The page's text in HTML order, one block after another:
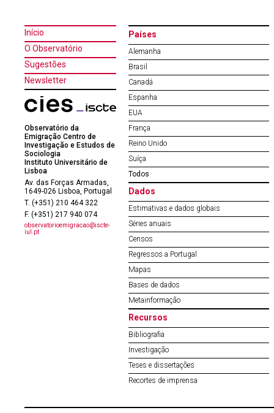
Início
O Observatório
Sugestões
Newsletter
Observatório da
Emigração Centro de
Investigação e Estudos de
Sociologia
Instituto Universitário de
Lisboa
Av. das Forças Armadas,
1649-026 Lisboa, Portugal
T. (+351) 210 464 322
F. (+351) 217 940 074
observatorioemigracao@iscte-
iul.pt
Países
Alemanha
Brasil
Canadá
Espanha
EUA
França
Reino Unido
Suíça
Todos
Dados
Estimativas e dados globais
Séries anuais
Censos
Regressos a Portugal
Mapas
Bases de dados
Metainformação
Recursos
Bibliografia
Investigação
Teses e dissertações
Recortes de imprensa